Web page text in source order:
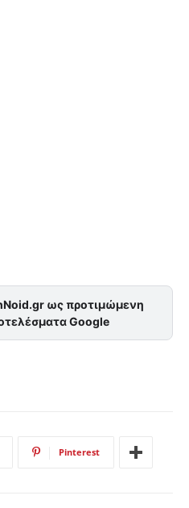
ως προτιμώμενη
Google
Pinterest